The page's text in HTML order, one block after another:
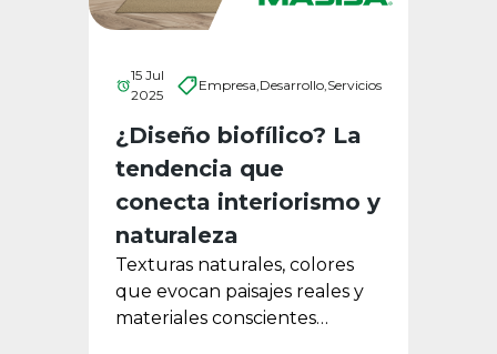
15 Jul
2025
Empresa,Desarrollo,Servicios
¿Diseño biofílico? La
tendencia que
conecta interiorismo y
naturaleza
Texturas naturales, colores
que evocan paisajes reales y
materiales conscientes